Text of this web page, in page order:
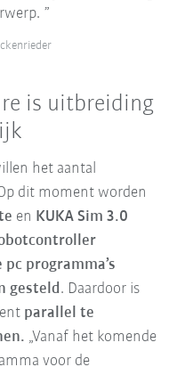
is uitbreiding
het aantal
dit moment worden
en KUKA Sim 3.0
programma’s
gesteld. Daardoor is
parallel te
„Vanaf het komende
voor de